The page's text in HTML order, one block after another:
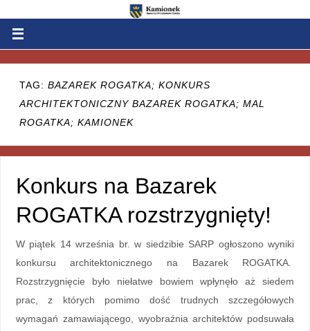
TAG: BAZAREK ROGATKA; KONKURS
ARCHITEKTONICZNY BAZAREK ROGATKA; MAL
ROGATKA; KAMIONEK
Konkurs na Bazarek
ROGATKA rozstrzygnięty!
W piątek 14 września br. w siedzibie SARP ogłoszono wyniki
konkursu architektonicznego na Bazarek ROGATKA.
Rozstrzygnięcie było niełatwe bowiem wpłynęło aż siedem
prac, z których pomimo dość trudnych szczegółowych
wymagań zamawiającego, wyobraźnia architektów podsuwała